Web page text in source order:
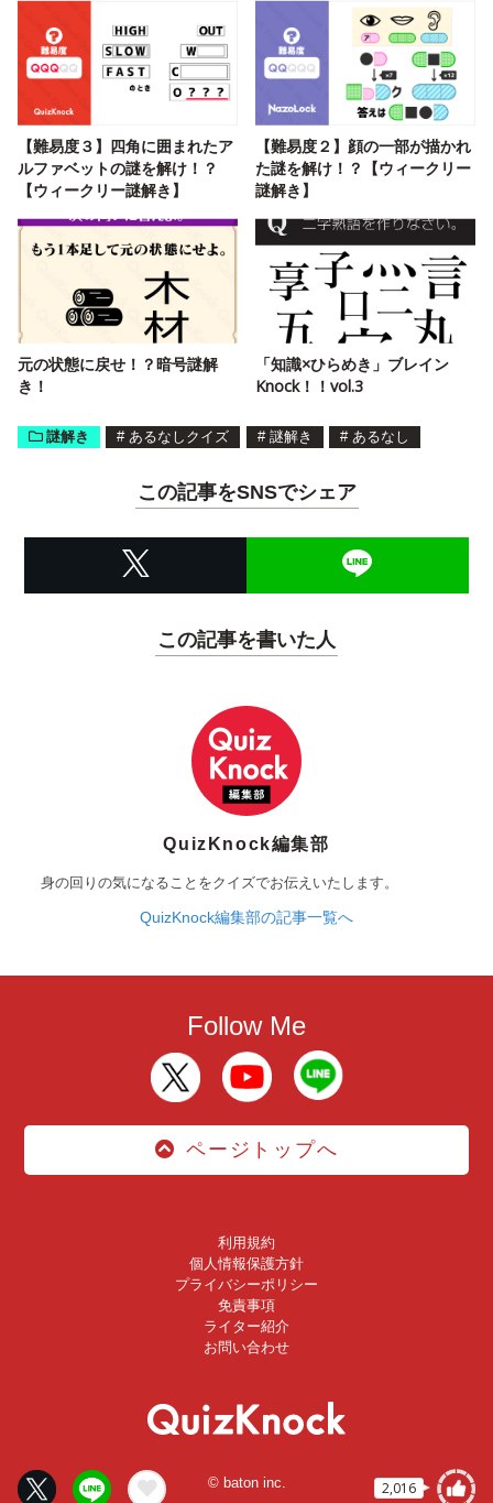
2,016
【難易度３】四角に囲まれたア
ルファベットの謎を解け！？
【ウィークリー謎解き】
【難易度２】顔の一部が描かれ
た謎を解け！？【ウィークリー
謎解き】
元の状態に戻せ！？暗号謎解
き！
「知識×ひらめき」ブレイン
Knock！！vol.3
謎解き # あるなしクイズ # 謎解き # あるなし
この記事をSNSでシェア
この記事を書いた人
QuizKnock編集部
身の回りの気になることをクイズでお伝えいたします。
QuizKnock編集部の記事一覧へ
Follow Me
ページトップへ
利用規約
個人情報保護方針
プライバシーポリシー
免責事項
ライター紹介
お問い合わせ
© baton inc.